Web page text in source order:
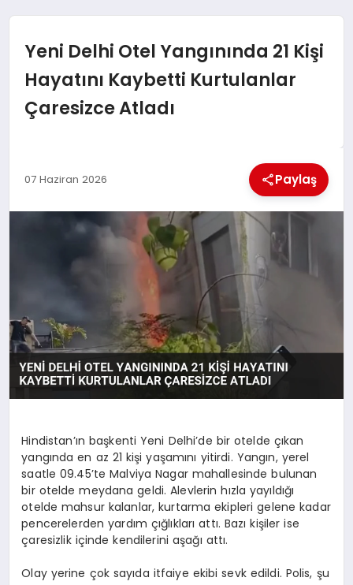
DÜNYA
EĞITIM
MAGAZIN
SPOR
TEKNOLOJI
Yeni Delhi Otel Yangınında 21 Kişi
Hayatını Kaybetti Kurtulanlar
Çaresizce Atladı
07 Haziran 2026 Paylaş
Hindistan’ın başkenti Yeni Delhi’de bir otelde çıkan
yangında en az 21 kişi yaşamını yitirdi. Yangın, yerel
saatle 09.45’te Malviya Nagar mahallesinde bulunan
bir otelde meydana geldi. Alevlerin hızla yayıldığı
otelde mahsur kalanlar, kurtarma ekipleri gelene kadar
pencerelerden yardım çığlıkları attı. Bazı kişiler ise
çaresizlik içinde kendilerini aşağı attı.
Olay yerine çok sayıda itfaiye ekibi sevk edildi. Polis, şu